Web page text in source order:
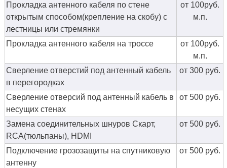
Прокладка антенного кабеля по стене
открытым способом(крепление на скобу) с
лестницы или стремянки
от 100руб.
м.п.
Прокладка антенного кабеля на троссе
от 100руб.
м.п.
Сверление отверстий под антенный кабель
в перегородках
от 300 руб.
Сверление отверсий под антенный кабель в
несущих стенах
от 500 руб.
Замена соединительных шнуров Скарт,
RCA(тюльпаны), HDMI
от 500 руб.
Подключение грозозащиты на спутниковую
антенну
от 500 руб.